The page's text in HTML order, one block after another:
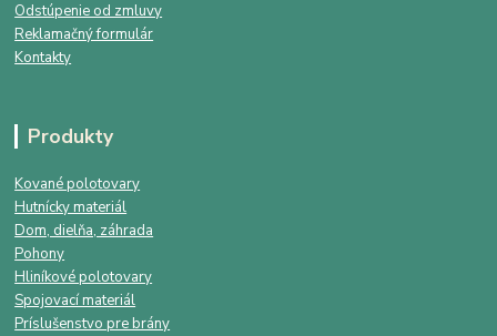
Odstúpenie od zmluvy
Reklamačný formulár
Kontakty
Produkty
Kované polotovary
Hutnícky materiál
Dom, dielňa, záhrada
Pohony
Hliníkové polotovary
Spojovací materiál
Príslušenstvo pre brány